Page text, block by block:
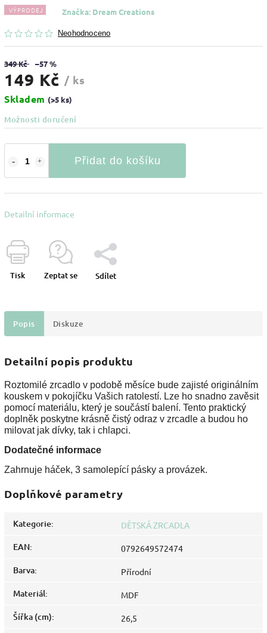
VÝPRODEJ
Neohodnoceno
Značka: Dream Creations
349 Kč –57 %
149 Kč / ks
Skladem (>5 ks)
Možnosti doručení
Přidat do košíku
Detailní informace
Tisk Zeptat se Sdílet
Popis Diskuze
Detailní popis produktu
Roztomilé zrcadlo v podobě měsíce bude zajisté originálním
kouskem v pokojíčku Vašich ratolestí. Lze ho snadno zavěsit
pomocí materiálu, který je součástí balení. Tento praktický
doplněk poskytne krásně čistý odraz v zrcadle a budou ho
milovat jak dívky, tak i chlapci.
Dodatečné informace
Zahrnuje háček, 3 samolepící pásky a provázek.
Doplňkové parametry
Kategorie: DĚTSKÁ ZRCADLA
EAN: 0792649572474
Barva: Přírodní
Materiál: MDF
Šířka (cm): 26,5